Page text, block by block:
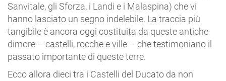
Sanvitale, gli Sforza, i Landi e i Malaspina) che vi
hanno lasciato un segno indelebile. La traccia più
tangibile è ancora oggi costituita da queste antiche
dimore – castelli, rocche e ville – che testimoniano il
passato importante di queste terre.
Ecco allora dieci tra i Castelli del Ducato da non